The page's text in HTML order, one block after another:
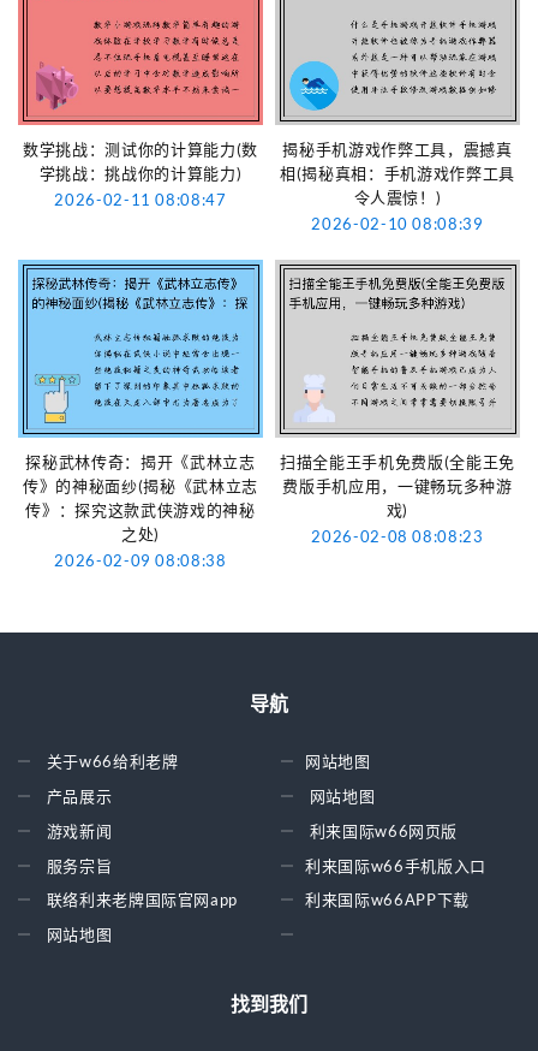
数学挑战：测试你的计算能力(数
学挑战：挑战你的计算能力)
2026-02-11 08:08:47
揭秘手机游戏作弊工具，震撼真
相(揭秘真相：手机游戏作弊工具
令人震惊！)
2026-02-10 08:08:39
探秘武林传奇：揭开《武林立志
传》的神秘面纱(揭秘《武林立志
传》：探究这款武侠游戏的神秘
之处)
2026-02-09 08:08:38
扫描全能王手机免费版(全能王免
费版手机应用，一键畅玩多种游
戏)
2026-02-08 08:08:23
导航
关于w66给利老牌
产品展示
游戏新闻
服务宗旨
联络利来老牌国际官网app
网站地图
网站地图
网站地图
利来国际w66网页版
利来国际w66手机版入口
利来国际w66APP下载
找到我们